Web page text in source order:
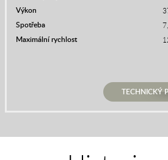
Výkon
Spotřeba
Maximální rychlost
TECHNICKÝ